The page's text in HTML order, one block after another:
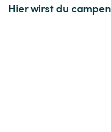
Hier wirst du campen